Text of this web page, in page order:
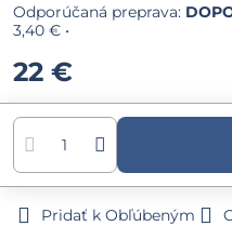
3,40 € •
22 €
Pridať k Obľúbeným